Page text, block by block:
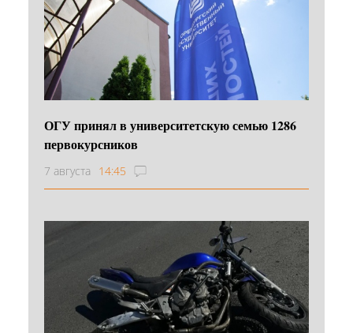
ОГУ принял в университетскую семью 1286
первокурсников
7 августа 14:45